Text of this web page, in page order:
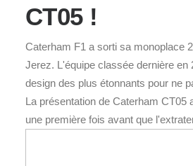
CT05 !
Caterham F1 a sorti sa monoplace
Jerez. L'équipe classée dernière en
design des plus étonnants pour ne
La présentation de Caterham CT05
une première fois avant que